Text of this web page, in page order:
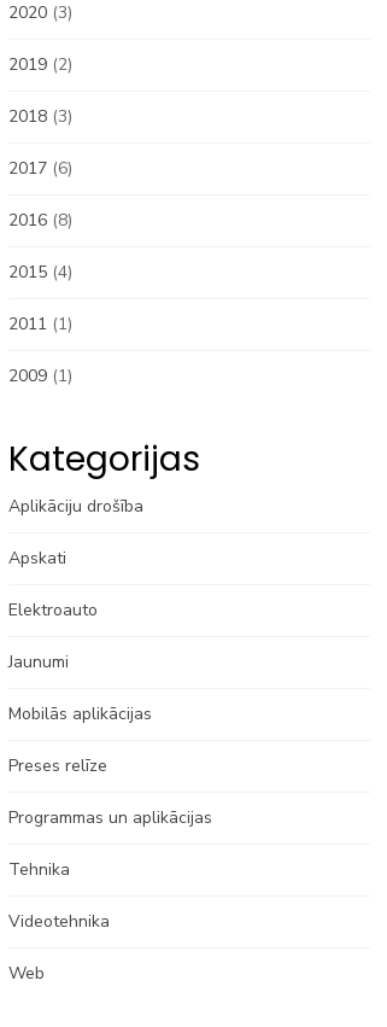
2020 (3)
2019 (2)
2018 (3)
2017 (6)
2016 (8)
2015 (4)
2011 (1)
2009 (1)
Kategorijas
Aplikāciju drošība
Apskati
Elektroauto
Jaunumi
Mobilās aplikācijas
Preses relīze
Programmas un aplikācijas
Tehnika
Videotehnika
Web